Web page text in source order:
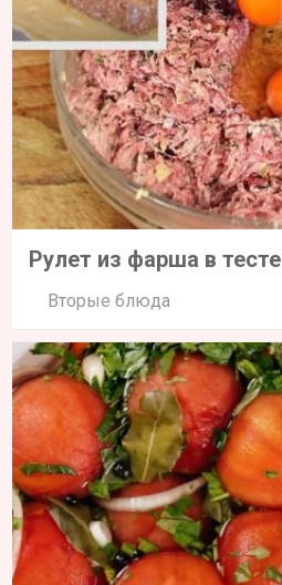
Рулет из фарша в тесте
Вторые блюда